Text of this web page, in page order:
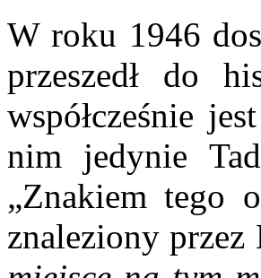
W roku 1946
przeszedł do
współcześnie
nim jedynie
„Znakiem tego
znaleziony